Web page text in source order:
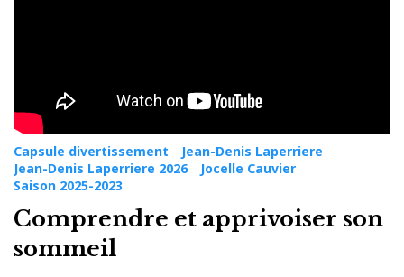
Capsule divertissement
Jean-Denis Laperriere
Jean-Denis Laperriere 2026
Jocelle Cauvier
Saison 2025-2023
Comprendre et apprivoiser son
sommeil